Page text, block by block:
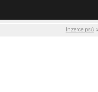
Inzerce psů